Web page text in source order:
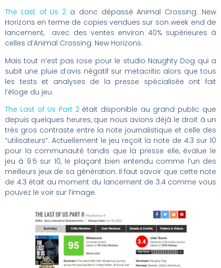
The Last of Us 2 a donc dépassé Animal Crossing: New
Horizons en terme de copies vendues sur son week end de
lancement, avec des ventes environ 40% supérieures à
celles d’Animal Crossing: New Horizons.
Mais tout n’est pas rose pour le studio Naughty Dog qui a
subit une pluie d’avis négatif sur metacritic alors que tous
les tests et analyses de la presse spécialisée ont fait
l’éloge du jeu.
The Last of Us Part 2était disponible au grand public que
depuis quelques heures, que nous avions déjà le droit à un
très gros contraste entre la note journalistique et celle des
“utilisateurs”. Actuellement le jeu reçoit la note de 4.3 sur 10
pour la communauté tandis que la presse elle, évalue le
jeu à 9.5 sur 10, le plaçant bien entendu comme l’un des
meilleurs jeux de sa génération. Il faut savoir que cette note
de 4.3 était au moment du lancement de 3.4 comme vous
pouvez le voir sur l’image.